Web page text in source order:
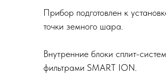
Прибор подготовлен к
точки земного шара.
Внутренние блоки сплит-
фильтрами SMART ION.